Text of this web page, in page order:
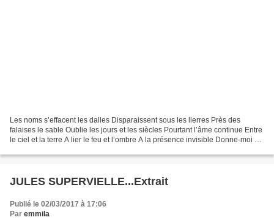
Les noms s’effacent les dalles Disparaissent sous les lierres Près des
falaises le sable Oublie les jours et les siècles Pourtant l’âme continue Entre
le ciel et la terre A lier le feu et l’ombre A la présence invisible Donne-moi de
JULES SUPERVIELLE...Extrait
Publié le 02/03/2017 à 17:06
Par emmila